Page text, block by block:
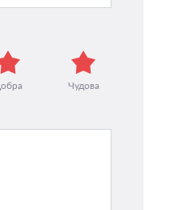
Чудова